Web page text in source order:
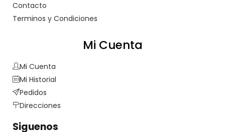
Contacto
Terminos y Condiciones
Mi Cuenta
Mi Cuenta
Mi Historial
Pedidos
Direcciones
Siguenos